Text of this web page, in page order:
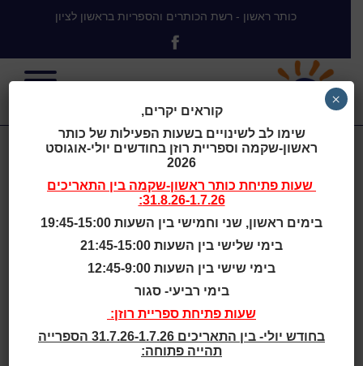
כותר ראשון - רשת הכותרים והספריות בראשון לציון
צביקה הבלש
ותעלומת
התרנגולת
צביקה הבלש ותעלומת
קוראים יקרים,
שימו לב לשינויים בשעות הפעילות של כותר
ראשון-שקמה וספריית רוזן בחודשים יולי-אוגוסט
2026
שעות פתיחת כותר ראשון-שקמה בין התאריכים
31.8.26-1.7.26:
בימים ראשון, שני וחמישי בין השעות 19:45-15:00
בימי שלישי בין השעות 21:45-15:00
בימי שישי בין השעות 12:45-9:00
בימי רביעי- סגור
שעות פתיחת ספריית רוזן:
בחודש יולי- בין התאריכים 31.7.26-1.7.26 הספרייה
תהייה פתוחה:
×